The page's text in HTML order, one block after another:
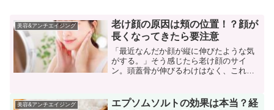
美容&アンチエイジング
老け顔の原因は頬の位置！？顔が
長くなってきたら要注意
「最近なんだか顔が縦に伸びたような気
がする。」そう感じたら老け顔のサイ
ン。頭蓋骨が伸びるわけはなく、これは
を与えるポイントは頰の位置。加齢によ
美容&アンチエイジング
エプソムソルトの効果は本当？経